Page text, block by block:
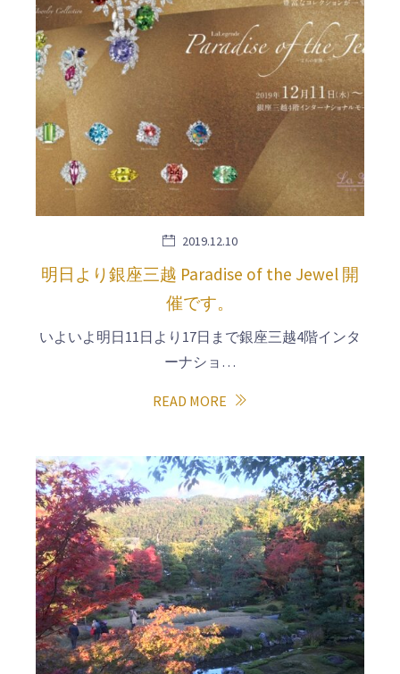
2019.12.10
明日より銀座三越 Paradise of the Jewel 開
催です。
いよいよ明日11日より17日まで銀座三越4階インタ
ーナショ…
READ MORE